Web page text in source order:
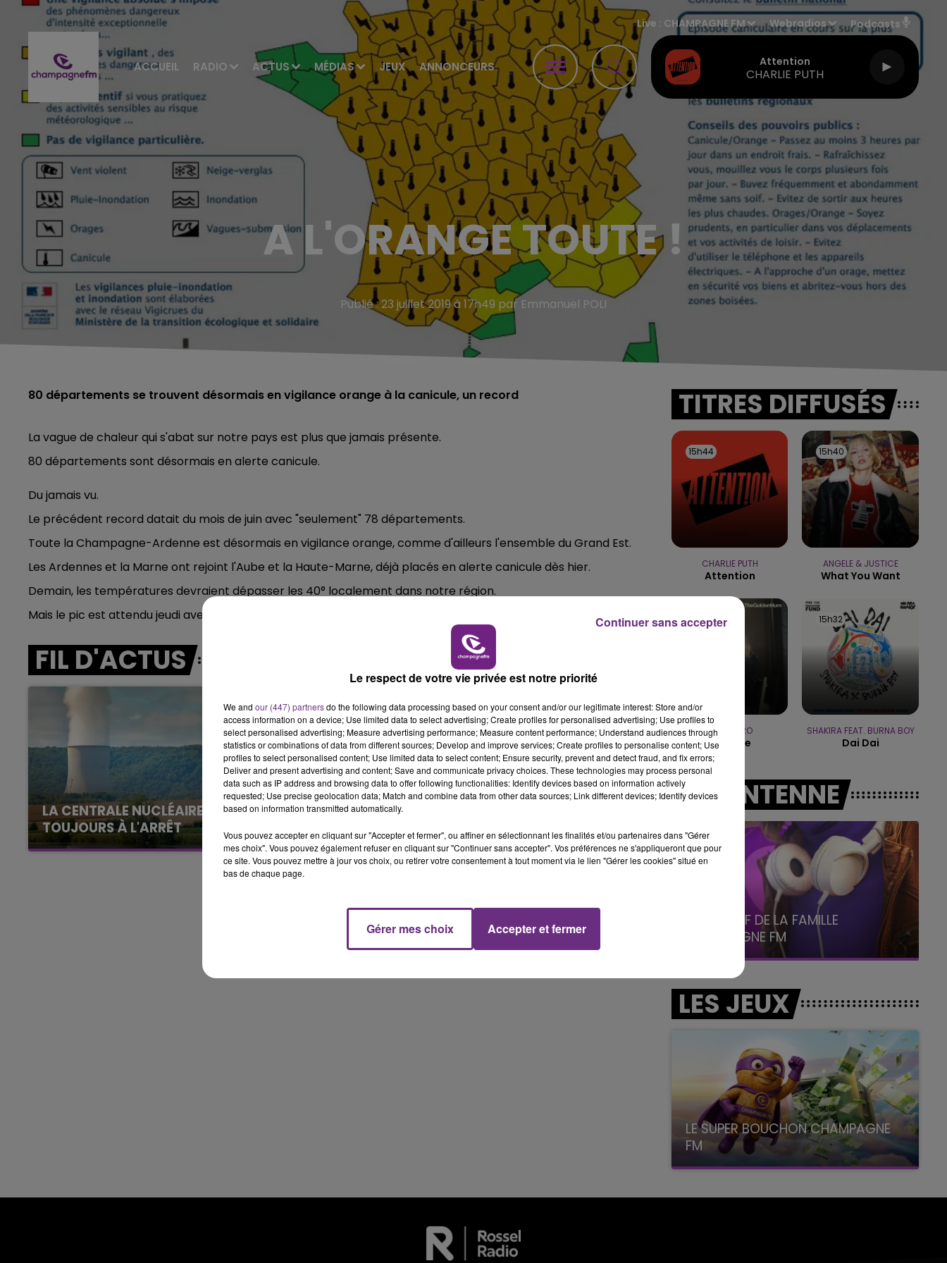
ACCUEIL RADIO ACTUS MÉDIAS JEUX ANNONCEURS
Live : CHAMPAGNE FM Webradios Podcasts
Attention
CHARLIE PUTH
LE CLUB CHAMPAGNE FM
19h00 - 19h15
LA POP MACHINE - CHAMPAGNE FM LA RADIO POP
A L'ORANGE TOUTE !
Publié : 23 juillet 2019 à 17h49 par Emmanuel POLI
80 départements se trouvent désormais en vigilance orange à la canicule, un record
La vague de chaleur qui s'abat sur notre pays est plus que jamais présente.
80 départements sont désormais en alerte canicule.
Du jamais vu.
Le précédent record datait du mois de juin avec "seulement" 78 départements.
Toute la Champagne-Ardenne est désormais en vigilance orange, comme d'ailleurs l'ensemble du Grand Est.
Les Ardennes et la Marne ont rejoint l'Aube et la Haute-Marne, déjà placés en alerte canicule dès hier.
Demain, les températures devraient dépasser les 40° localement dans notre région.
Mais le pic est attendu jeudi avec probablement de nouveaux records de chaleur.
FIL D'ACTUS
LA CENTRALE NUCLÉAIRE DE CHOOZ
TOUJOURS À L'ARRÊT
Cela fait déjà une semaine que la centrale
nucléaire ardennaise est à l'arrêt. Une situation
justifiée par la sécheresse intense qui est
LE MAGASIN JOUÉCLUB DE REIMS FERME
SES PORTES
C'était l'une des institutions du centre-ville
rémois. Le magasin JouéClub est contraint de
TITRES DIFFUSÉS
15h44
15h44
CHARLIE PUTH
Attention
15h40
15h40
ANGELE & JUSTICE
What You Want
15h36
15h36
REMY ZERO
Save Me
15h32
15h32
SHAKIRA FEAT. BURNA BOY
Dai Dai
A L'ANTENNE
19h15 - 20h00
LA RADIO POP
LE BEST OF DE LA FAMILLE
CHAMPAGNE FM
LES JEUX
LE SUPER BOUCHON CHAMPAGNE
FM
avec La Famille Champagne FM, à 8H10
Le respect de votre vie privée est notre priorité
We and our (447) partnersdo the following data processing based on your consent and/or our legitimate interest: Store and/or
access information on a device; Use limited data to select advertising; Create profiles for personalised advertising; Use profiles to
select personalised advertising; Measure advertising performance; Measure content performance; Understand audiences through
statistics or combinations of data from different sources; Develop and improve services; Create profiles to personalise content; Use
profiles to select personalised content; Use limited data to select content; Ensure security, prevent and detect fraud, and fix errors;
Deliver and present advertising and content; Save and communicate privacy choices. These technologies may process personal
data such as IP address and browsing data to offer following functionalities: Identify devices based on information actively
requested; Use precise geolocation data; Match and combine data from other data sources; Link different devices; Identify devices
based on information transmitted automatically.
Vous pouvez accepter en cliquant sur "Accepter et fermer", ou affiner en sélectionnant les finalités et/ou partenaires dans "Gérer
mes choix". Vous pouvez également refuser en cliquant sur "Continuer sans accepter". Vos préférences ne s'appliqueront que pour
ce site. Vous pouvez mettre à jour vos choix, ou retirer votre consentement à tout moment via le lien "Gérer les cookies" situé en
bas de chaque page.
Gérer mes choix Accepter et fermer
Continuer sans accepter